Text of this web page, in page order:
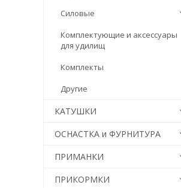
Силовые
Комплектующие и аксессуары
для удилищ
Комплекты
Другие
КАТУШКИ
ОСНАСТКА и ФУРНИТУРА
ПРИМАНКИ
ПРИКОРМКИ